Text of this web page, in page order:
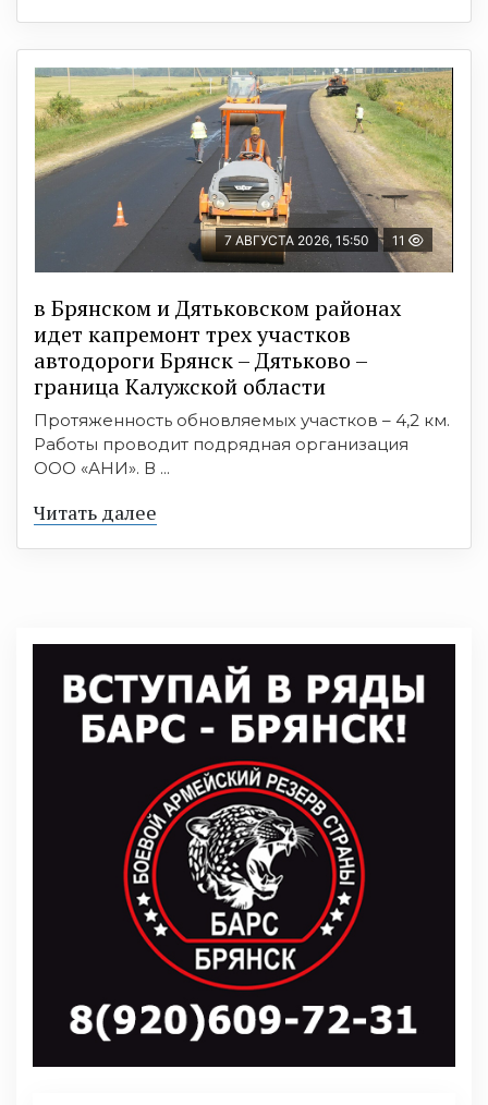
7 АВГУСТА 2026, 15:50 11
в Брянском и Дятьковском районах
идет капремонт трех участков
автодороги Брянск – Дятьково –
граница Калужской области
Протяженность обновляемых участков – 4,2 км.
Работы проводит подрядная организация
ООО «АНИ». В ...
Читать далее